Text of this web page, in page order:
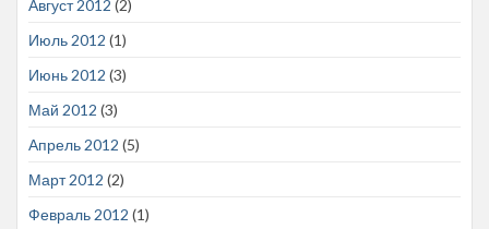
Август 2012 (2)
Июль 2012 (1)
Июнь 2012 (3)
Май 2012 (3)
Апрель 2012 (5)
Март 2012 (2)
Февраль 2012 (1)